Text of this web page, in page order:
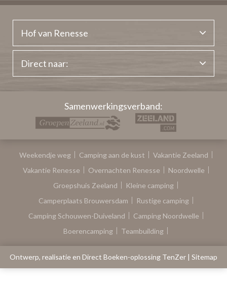
Hof van Renesse
Direct naar:
Samenwerkingsverband:
Weekendje weg Camping aan de kust
Vakantie Zeeland
Vakantie Renesse
Overnachten Renesse
Noordwelle
Groepshuis Zeeland
Kleine camping
Camperplaats Brouwersdam
Rustige camping
Camping Schouwen-Duiveland
Camping Noordwelle
Boerencamping
Teambuilding
Ontwerp, realisatie en Direct Boeken-oplossing TenZer | Sitemap